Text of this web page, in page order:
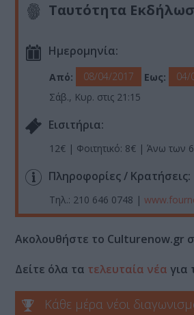
Ταυτότητα
Ημερομηνία:
Από: 08/04/2017 Εως:
04/
Σάβ., Κυρ. στις 21:15
Eισιτήρια:
12€ | Φοιτητικό: 8€ | Άνω των
Πληροφορίες / Κρατήσεις:
Τηλ.: 210 646 0748 |
Ακολουθήστε το Culturenow.gr
Δείτε όλα τα τελευταία νέα για
Κάθε μέρα νέοι